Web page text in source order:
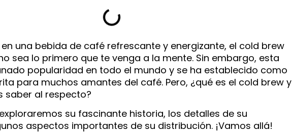
una bebida de café refrescante y energizante, el cold brew
sea lo primero que te venga a la mente. Sin embargo, esta
popularidad en todo el mundo y se ha establecido como
para muchos amantes del café. Pero, ¿qué es el cold brew y
saber al respecto?
su fascinante historia, los detalles de su
aspectos importantes de su distribución. ¡Vamos allá!